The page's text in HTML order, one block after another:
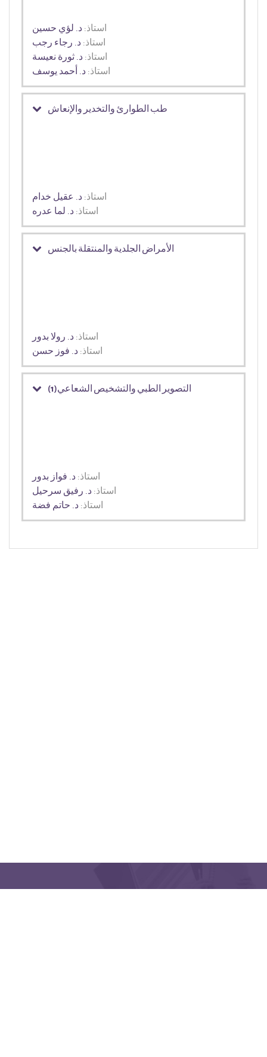
استاذ: د. لؤي حسين
استاذ: د. رجاء رجب
استاذ: د. ثورة نعيسة
استاذ: د. أحمد يوسف
طب الطوارئ والتخدير والإنعاش
استاذ: د. عقيل خدام
استاذ: د. لما عدره
الأمراض الجلدية والمنتقلة بالجنس
استاذ: د. رولا بدور
استاذ: د. فوز حسن
التصوير الطبي والتشخيص الشعاعي(1)
استاذ: د. فواز بدور
استاذ: د. رفيق سرحيل
استاذ: د. حاتم فضة